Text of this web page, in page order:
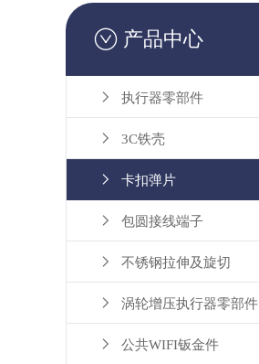
 产品中心
 执行器零部件
 3C铁壳
 卡扣弹片
 包圆接线端子
 不锈钢拉伸及旋切
 涡轮增压执行器零部件
 公共WIFI钣金件